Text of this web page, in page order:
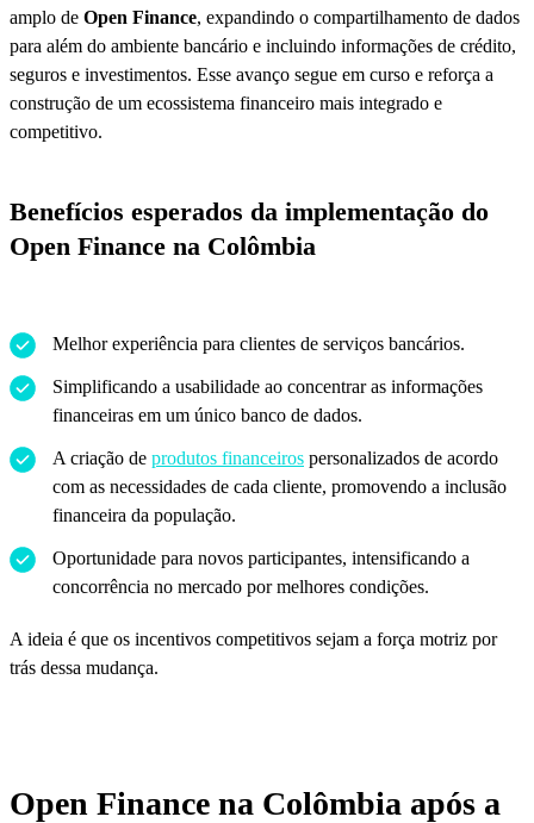
amplo de Open Finance, expandindo o compartilhamento de dados
para além do ambiente bancário e incluindo informações de crédito,
seguros e investimentos. Esse avanço segue em curso e reforça a
construção de um ecossistema financeiro mais integrado e
competitivo.
Benefícios esperados da implementação do
Open Finance na Colômbia
Melhor experiência para clientes de serviços bancários.
Simplificando a usabilidade ao concentrar as informações
financeiras em um único banco de dados.
A criação de produtos financeiros personalizados de acordo
com as necessidades de cada cliente, promovendo a inclusão
financeira da população.
Oportunidade para novos participantes, intensificando a
concorrência no mercado por melhores condições.
A ideia é que os incentivos competitivos sejam a força motriz por
trás dessa mudança.
Open Finance na Colômbia após a